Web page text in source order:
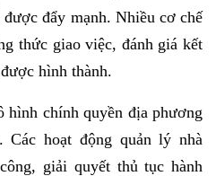
đẩy mạnh. Nhiều cơ chế
thức giao việc, đánh giá kết
hình thành.
hình chính quyền địa phương
hoạt động quản lý nhà
giải quyết thủ tục hành